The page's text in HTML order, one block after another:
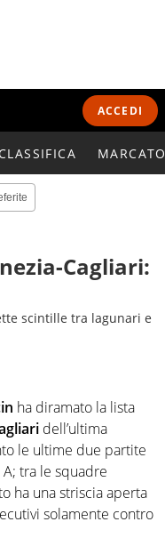
ACCEDI
CLASSIFICA
Cagliari:
scintille tra lagunari e
ha diramato la lista
dell’ultima
le ultime due partite
tra le squadre
ha una striscia aperta
solamente contro